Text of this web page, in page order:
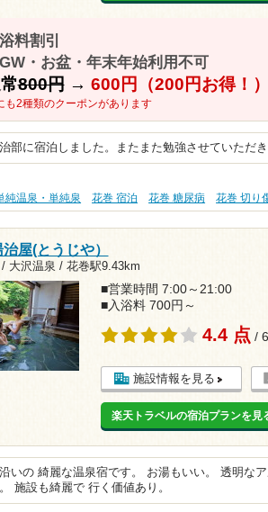
料割引
・お盆・年末年始利用不可
800円→ 600円（200円お得！）
も2種類のクーポンがあります
部に宿泊しました。またまた勉強させていただき
純温泉・単純泉 花巻 宿泊 花巻 糖尿病 花巻 切り
屋(とうじや）
大沢温泉 / 花巻駅9.43km
■営業時間 7:00～21:00
■入浴料 700円～
4.4 点 /
施設情報を見る
楽天トラベルの宿泊プランを見
いの 綺麗な温泉宿です。 お湯もいい。 透明な
施設も綺麗で 行く価値あり。